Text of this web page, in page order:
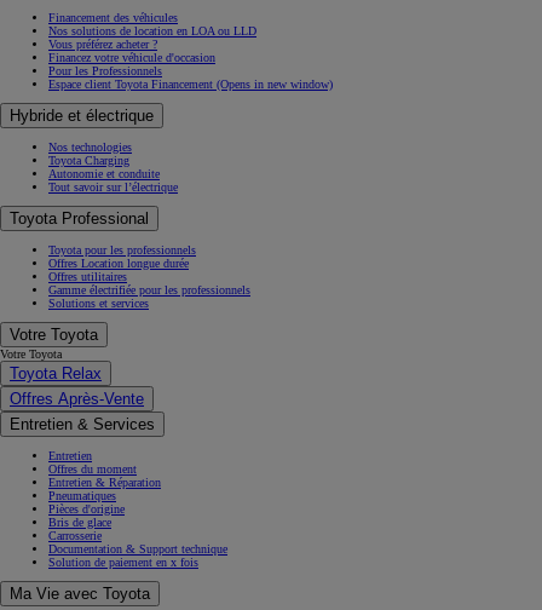
Financement des véhicules
Nos solutions de location en LOA ou LLD
Vous préférez acheter ?
Financez votre véhicule d'occasion
Pour les Professionnels
Espace client Toyota Financement (Opens in new window)
Hybride et électrique
Nos technologies
Toyota Charging
Autonomie et conduite
Tout savoir sur l’électrique
Toyota Professional
Toyota pour les professionnels
Offres Location longue durée
Offres utilitaires
Gamme électrifiée pour les professionnels
Solutions et services
Votre Toyota
Votre Toyota
Toyota Relax
Offres Après-Vente
Entretien & Services
Entretien
Offres du moment
Entretien & Réparation
Pneumatiques
Pièces d'origine
Bris de glace
Carrosserie
Documentation & Support technique
Solution de paiement en x fois
Ma Vie avec Toyota